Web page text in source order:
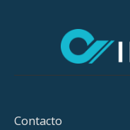
Contacto